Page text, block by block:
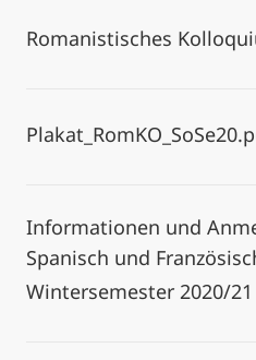
Romanistisches
Informationen und
Spanisch und
Wintersemester 2020/21